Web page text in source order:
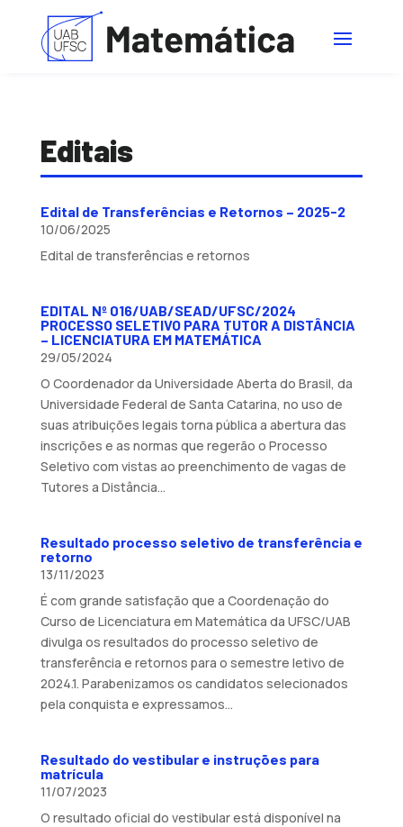
Editais
Edital de Transferências e Retornos – 2025-2
10/06/2025
Edital de transferências e retornos
EDITAL Nº 016/UAB/SEAD/UFSC/2024
PROCESSO SELETIVO PARA TUTOR A DISTÂNCIA
– LICENCIATURA EM MATEMÁTICA
29/05/2024
O Coordenador da Universidade Aberta do Brasil, da
Universidade Federal de Santa Catarina, no uso de
suas atribuições legais torna pública a abertura das
inscrições e as normas que regerão o Processo
Seletivo com vistas ao preenchimento de vagas de
Tutores a Distância...
Resultado processo seletivo de transferência e
retorno
13/11/2023
É com grande satisfação que a Coordenação do
Curso de Licenciatura em Matemática da UFSC/UAB
divulga os resultados do processo seletivo de
transferência e retornos para o semestre letivo de
2024.1. Parabenizamos os candidatos selecionados
pela conquista e expressamos...
Resultado do vestibular e instruções para
matrícula
11/07/2023
O resultado oficial do vestibular está disponível na